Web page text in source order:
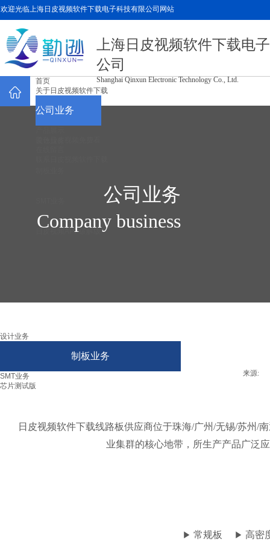
欢迎光临上海日皮视频软件下载电子科技有限公司 网站
上海日皮视频软件下载电
公司
Shanghai Qinxun Electronic Technology Co., Ltd.
首页
关于日皮视频软件下载
公司业务
日皮视频APP破解版
公司业务
Company business
设计业务
制板业务
SMT业务
芯片测试版
来源:
日皮视频软件下载线路板供应商位于珠海/广州/无锡/苏州/南通
业集群的核心地带， 所生产产品广泛应用
▶ 常规板 ▶ 高密